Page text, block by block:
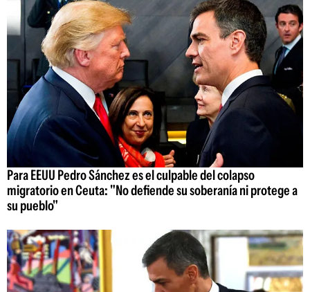
Para EEUU Pedro Sánchez es el culpable del colapso
migratorio en Ceuta: "No defiende su soberanía ni protege a
su pueblo"